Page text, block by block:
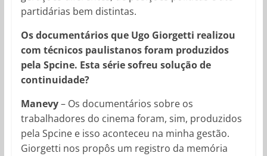
partidárias bem distintas.
Os documentários que Ugo Giorgetti realizou
com técnicos paulistanos foram produzidos
pela Spcine. Esta série sofreu solução de
continuidade?
Manevy– Os documentários sobre os
trabalhadores do cinema foram, sim, produzidos
pela Spcine e isso aconteceu na minha gestão.
Giorgetti nos propôs um registro da memória